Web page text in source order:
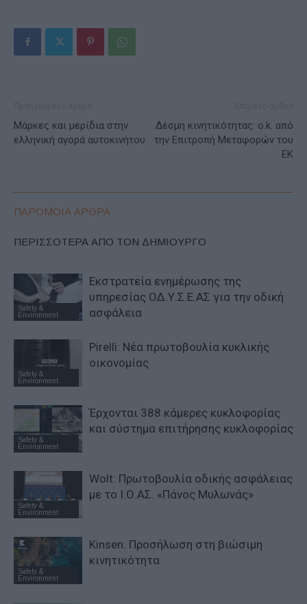
Μάρκες και μερίδια στην
ελληνική αγορά αυτοκινήτου
Δέσμη κινητικότητας: o.k. από
την Επιτροπή Μεταφορών του
ΕΚ
ΠΑΡΟΜΟΙΑ ΑΡΘΡΑ
ΠΕΡΙΣΣΟΤΕΡΑ ΑΠΟ ΤΟΝ ΔΗΜΙΟΥΡΓΟ
Safety &
Environment
Εκστρατεία ενημέρωσης της
υπηρεσίας ΟΔ.Υ.Σ.Ε.ΑΣ για την οδική
ασφάλεια
Safety &
Environment
Pirelli: Νέα πρωτοβουλία κυκλικής
οικονομίας
Safety &
Environment
Έρχονται 388 κάμερες κυκλοφορίας
και σύστημα επιτήρησης κυκλοφορίας
Safety &
Environment
Wolt: Πρωτοβουλία οδικής ασφάλειας
με το Ι.Ο.ΑΣ. «Πάνος Μυλωνάς»
Safety &
Environment
Kinsen: Προσήλωση στη βιώσιμη
κινητικότητα